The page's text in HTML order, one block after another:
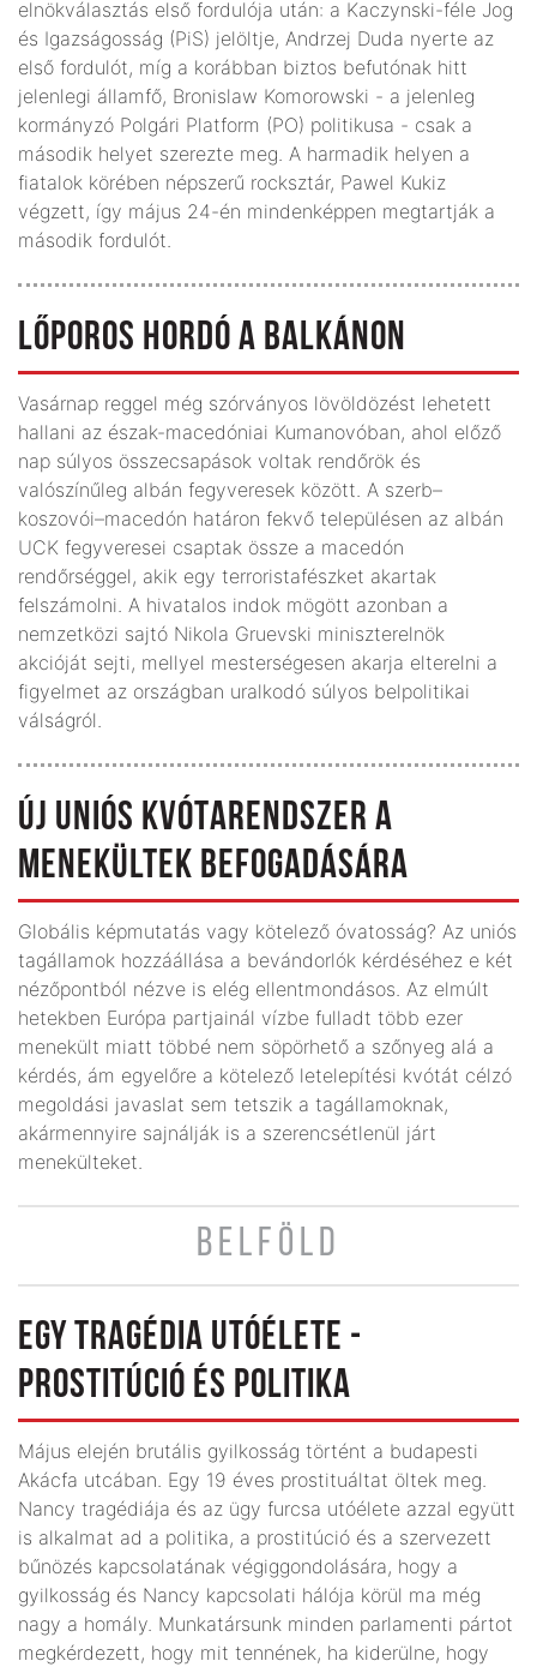
elnökválasztás első fordulója után: a Kaczynski-féle Jog
és Igazságosság (PiS) jelöltje, Andrzej Duda nyerte az
első fordulót, míg a korábban biztos befutónak hitt
jelenlegi államfő, Bronislaw Komorowski - a jelenleg
kormányzó Polgári Platform (PO) politikusa - csak a
második helyet szerezte meg. A harmadik helyen a
fiatalok körében népszerű rocksztár, Pawel Kukiz
végzett, így május 24-én mindenképpen megtartják a
második fordulót.
LŐPOROS HORDÓ A BALKÁNON
Vasárnap reggel még szórványos lövöldözést lehetett
hallani az észak-macedóniai Kumanovóban, ahol előző
nap súlyos összecsapások voltak rendőrök és
valószínűleg albán fegyveresek között. A szerb–
koszovói–macedón határon fekvő településen az albán
UCK fegyveresei csaptak össze a macedón
rendőrséggel, akik egy terroristafészket akartak
felszámolni. A hivatalos indok mögött azonban a
nemzetközi sajtó Nikola Gruevski miniszterelnök
akcióját sejti, mellyel mesterségesen akarja elterelni a
figyelmet az országban uralkodó súlyos belpolitikai
válságról.
ÚJ UNIÓS KVÓTARENDSZER A
MENEKÜLTEK BEFOGADÁSÁRA
Globális képmutatás vagy kötelező óvatosság? Az uniós
tagállamok hozzáállása a bevándorlók kérdéséhez e két
nézőpontból nézve is elég ellentmondásos. Az elmúlt
hetekben Európa partjainál vízbe fulladt több ezer
menekült miatt többé nem söpörhető a szőnyeg alá a
kérdés, ám egyelőre a kötelező letelepítési kvótát célzó
megoldási javaslat sem tetszik a tagállamoknak,
akármennyire sajnálják is a szerencsétlenül járt
menekülteket.
BELFÖLD
EGY TRAGÉDIA UTÓÉLETE -
PROSTITÚCIÓ ÉS POLITIKA
Május elején brutális gyilkosság történt a budapesti
Akácfa utcában. Egy 19 éves prostituáltat öltek meg.
Nancy tragédiája és az ügy furcsa utóélete azzal együtt
is alkalmat ad a politika, a prostitúció és a szervezett
bűnözés kapcsolatának végiggondolására, hogy a
gyilkosság és Nancy kapcsolati hálója körül ma még
nagy a homály. Munkatársunk minden parlamenti pártot
megkérdezett, hogy mit tennének, ha kiderülne, hogy